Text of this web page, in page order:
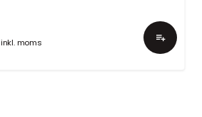
inkl. moms